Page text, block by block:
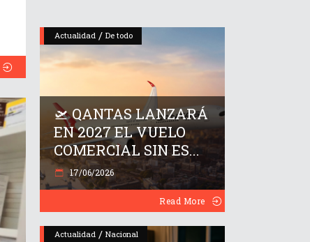
Actualidad / De todo
🛫 QANTAS LANZARÁ
EN 2027 EL VUELO
COMERCIAL SIN ES...
17/06/2026
Read More
Actualidad / Nacional